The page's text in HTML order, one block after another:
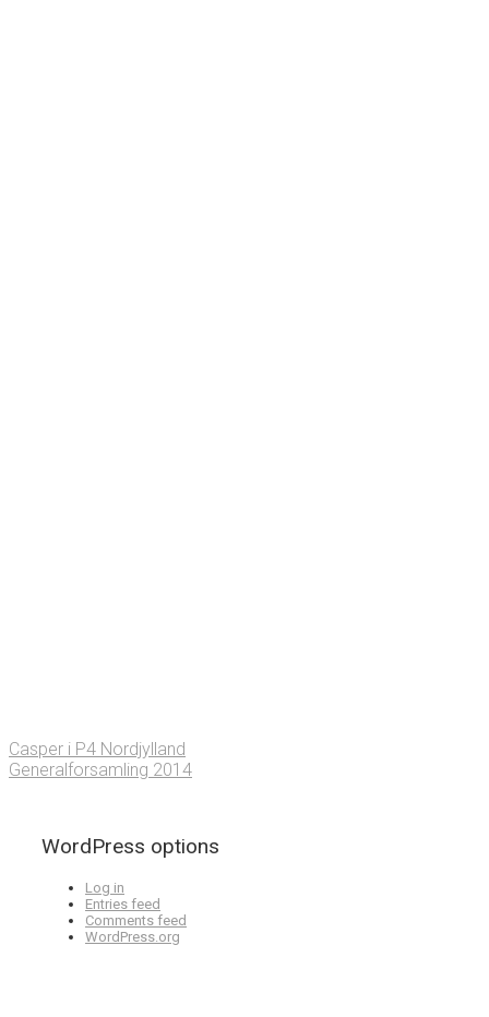
Casper i P4 Nordjylland
Generalforsamling 2014
WordPress options
Log in
Entries feed
Comments feed
WordPress.org